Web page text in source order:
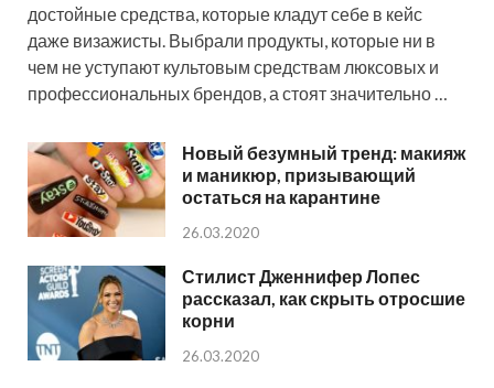
достойные средства, которые кладут себе в кейс
даже визажисты. Выбрали продукты, которые ни в
чем не уступают культовым средствам люксовых и
профессиональных брендов, а стоят значительно …
Новый безумный тренд: макияж
и маникюр, призывающий
остаться на карантине
26.03.2020
Стилист Дженнифер Лопес
рассказал, как скрыть отросшие
корни
26.03.2020